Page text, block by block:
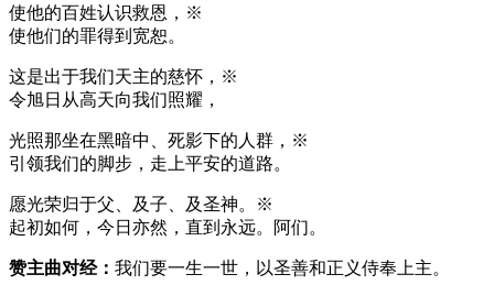
使他的百姓认识救恩，※
使他们的罪得到宽恕。
这是出于我们天主的慈怀，※
令旭日从高天向我们照耀，
光照那坐在黑暗中、死影下的人群，※
引领我们的脚步，走上平安的道路。
愿光荣归于父、及子、及圣神。※
起初如何，今日亦然，直到永远。阿们。
赞主曲对经： 我们要一生一世，以圣善和正义侍奉上主。